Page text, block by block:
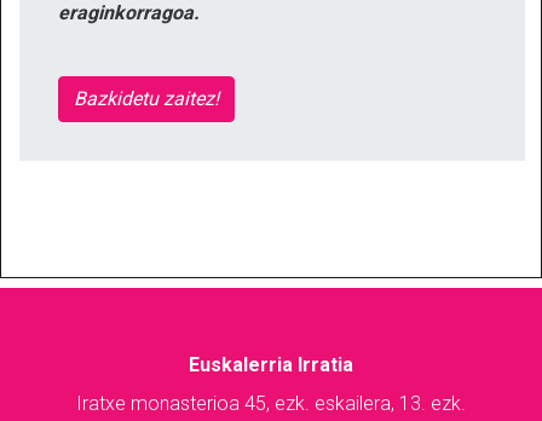
eraginkorragoa.
Bazkidetu zaitez!
Euskalerria Irratia
Iratxe monasterioa 45, ezk. eskailera, 13. ezk.